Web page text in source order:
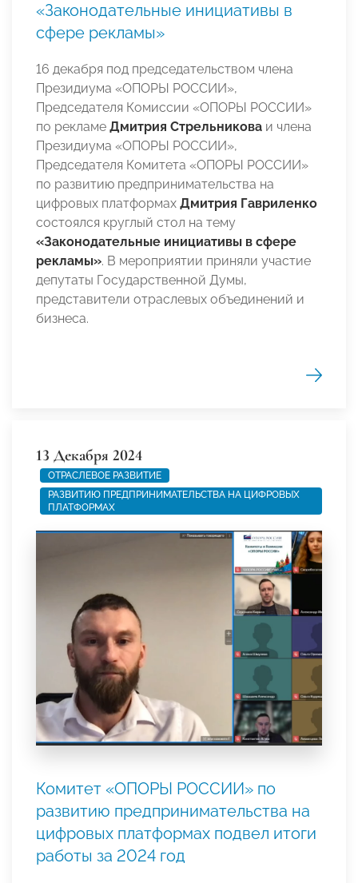
«Законодательные инициативы в
сфере рекламы»
16 декабря под председательством члена
Президиума «ОПОРЫ РОССИИ»,
Председателя Комиссии «ОПОРЫ РОССИИ»
по рекламе Дмитрия Стрельникова и члена
Президиума «ОПОРЫ РОССИИ»,
Председателя Комитета «ОПОРЫ РОССИИ»
по развитию предпринимательства на
цифровых платформах Дмитрия Гавриленко
состоялся круглый стол на тему
«Законодательные инициативы в сфере
рекламы». В мероприятии приняли участие
депутаты Государственной Думы,
представители отраслевых объединений и
бизнеса.
13 Декабря 2024
ОТРАСЛЕВОЕ РАЗВИТИЕ
РАЗВИТИЮ ПРЕДПРИНИМАТЕЛЬСТВА НА ЦИФРОВЫХ
ПЛАТФОРМАХ
Комитет «ОПОРЫ РОССИИ» по
развитию предпринимательства на
цифровых платформах подвел итоги
работы за 2024 год